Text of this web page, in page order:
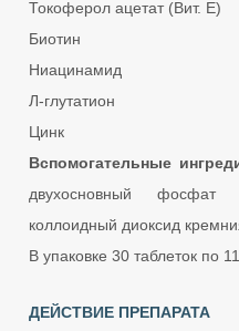
Токоферол ацетат (Вит. Е)
Биотин
Ниацинамид
Л-глутатион
Цинк
Вспомогательные
двухосновный фосфат
коллоидный диоксид
В упаковке 30 таблеток по
ДЕЙСТВИЕ ПРЕПАРАТА